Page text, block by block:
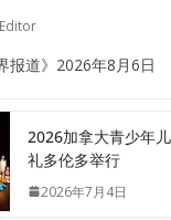
Editor
报道》2026年8月6日
2026加拿大青少年
礼多伦多举行
2026年7月4日